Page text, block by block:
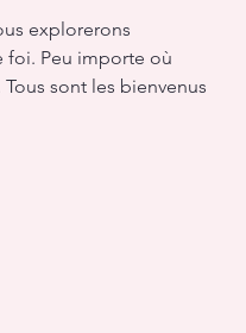
explorerons
foi. Peu importe où
sont les bienvenus